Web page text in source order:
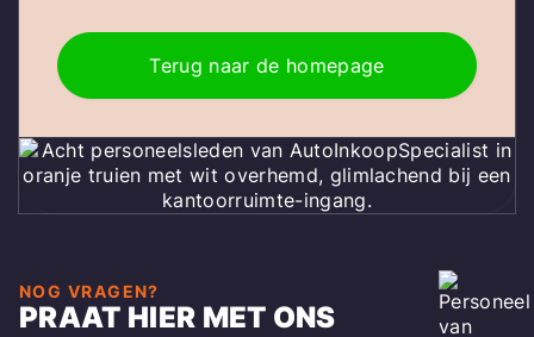
Terug naar de homepage
NOG VRAGEN?
PRAAT HIER MET ONS